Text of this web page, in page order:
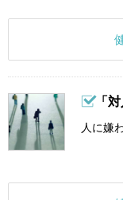
「対
人に嫌